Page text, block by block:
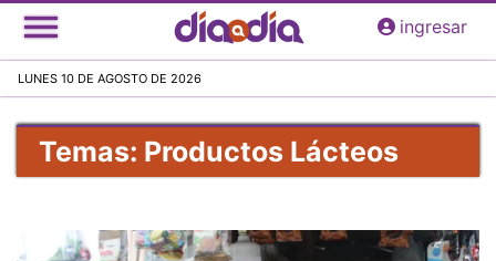
Pasar
al
principal
ingresar
LUNES 10 DE AGOSTO DE 2026
Temas: Productos Lácteos